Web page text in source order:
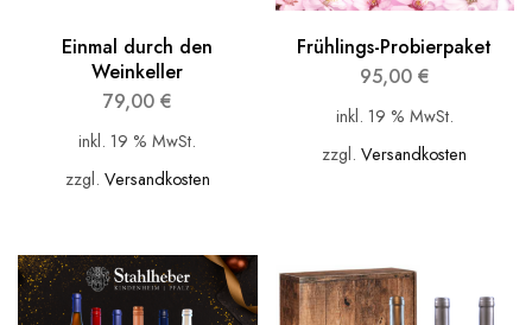
Einmal durch den
Weinkeller
79,00 €
inkl. 19 % MwSt.
zzgl. Versandkosten
Frühlings-Probierpaket
95,00 €
inkl. 19 % MwSt.
zzgl.Versandkosten